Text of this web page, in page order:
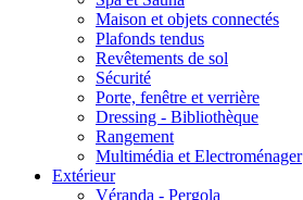
Maison et objets connectés
Plafonds tendus
Revêtements de sol
Sécurité
Porte, fenêtre et verrière
Dressing - Bibliothèque
Rangement
Multimédia et Electroménager
Extérieur
Véranda - Pergola